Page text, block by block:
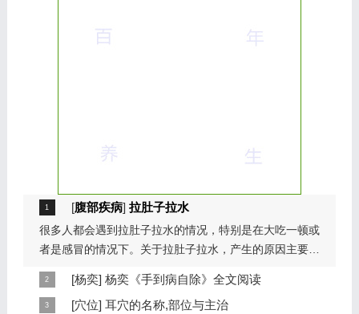
[腹部疾病] 拉肚子拉水
很多人都会遇到拉肚子拉水的情况，特别是在大吃一顿或
者是感冒的情况下。关于拉肚子拉水，产生的原因主要是
因为饮食问题，或者是因为肠胃问题。本页包...
[杨奕] 杨奕《手到病自除》全文阅读
本页提供杨奕手到病自除全文阅读。包括完整目录、共计
[穴位] 耳穴的名称,部位与主治